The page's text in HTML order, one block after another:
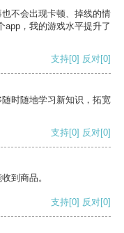
不会出现卡顿、掉线的情
app，我的游戏水平提升了
支持[0] 反对[0]
时随地学习新知识，拓宽
支持[0] 反对[0]
到商品。
支持[0] 反对[0]